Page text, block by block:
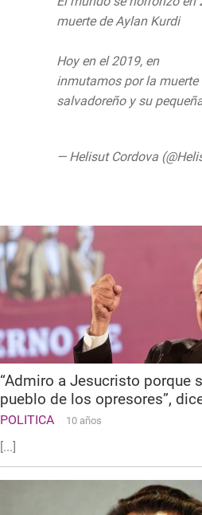
muerte de Aylan Kurdi
Hoy en el 2019, en
inmutamos por la muerte
salvadoreño y su
— Helisut Cordova
“Admiro a Jesucristo porque
pueblo de los opresores”,
POLITICA 10 años
[...]